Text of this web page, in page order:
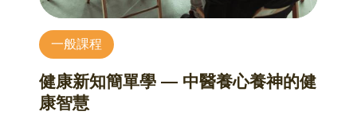
本講座將從校園霸凌的辨識開始，帶領家長理解
霸凌的本質、常見迷思與各類型霸凌樣態，進一
步認識孩子在霸凌事件中的不同角色與可能出現
溝通方式與陪伴技巧，協助家長在事件發生時，
能穩定情緒、有效支持孩子，並建立預防霸凌的
畫的骨肉。 本講座將聚焦繪畫在歐陸的兩大發展
路徑：德國新表現主義（Neo Expressionism）以
直覺的筆勁，面對國族主義與歷史暴力，由安瑟
回應生之記憶與生命的游渡；巴塞利茲（Georg
Baselitz）的「倒吊人」用重複並迴旋的圖像，回
一般課程
健康新知簡單學 — 中醫養心養神的健
康智慧